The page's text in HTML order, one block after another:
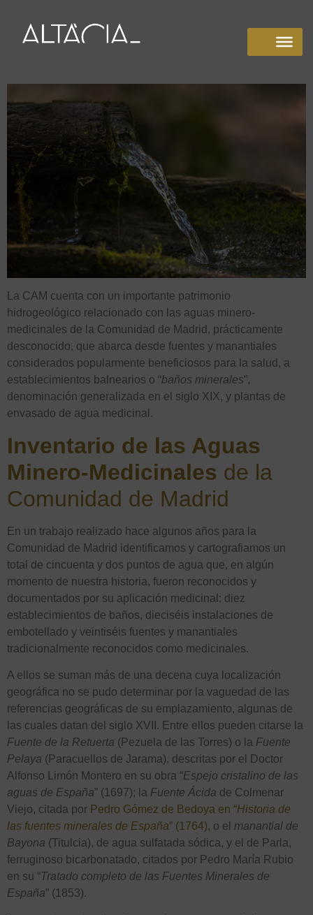
La CAM cuenta con un importante patrimonio
hidrogeológico relacionado con las aguas minero-
medicinales de la Comunidad de Madrid, prácticamente
desconocido, que abarca desde fuentes y manantiales
considerados popularmente beneficiosos para la salud, a
establecimientos balnearios o “baños minerales”,
denominación generalizada en el siglo XIX, y plantas de
envasado de agua medicinal.
Inventario de las Aguas
Minero-Medicinales de la
Comunidad de Madrid
En un trabajo realizado hace algunos años para la
Comunidad de Madrid identificamos y cartografiamos un
total de cincuenta y dos puntos de agua que, en algún
momento de nuestra historia, fueron reconocidos y
documentados por su aplicación medicinal: diez
establecimientos de baños, dieciséis instalaciones de
embotellado y veintiséis fuentes y manantiales
tradicionalmente reconocidos como medicinales.
A ellos se suman más de una decena cuya localización
geográfica no se pudo determinar por la vaguedad de las
referencias geográficas de su emplazamiento, algunas de
las cuales datan del siglo XVII. Entre ellos pueden citarse la
Fuente de la Retuerta (Pezuela de las Torres) o la Fuente
Pelaya (Paracuellos de Jarama), descritas por el Doctor
Alfonso Limón Montero en su obra “Espejo cristalino de las
aguas de España” (1697); la Fuente Ácida de Colmenar
Viejo, citada por Pedro Gómez de Bedoya en “Historia de
las fuentes minerales de España” (1764), o el manantial de
Bayona (Titulcia), de agua sulfatada sódica, y el de Parla,
ferruginoso bicarbonatado, citados por Pedro María Rubio
en su “Tratado completo de las Fuentes Minerales de
España” (1853).